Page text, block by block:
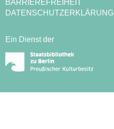
BARRIEREFREIHEIT
DATENSCHUTZERKLÄRUNG
Ein Dienst der